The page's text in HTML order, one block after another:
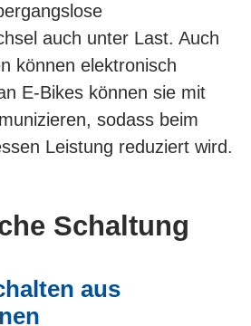
auch unter Last. Auch
können elektronisch
E-Bikes können sie mit
sodass beim
Leistung reduziert wird.
Schaltung
aus